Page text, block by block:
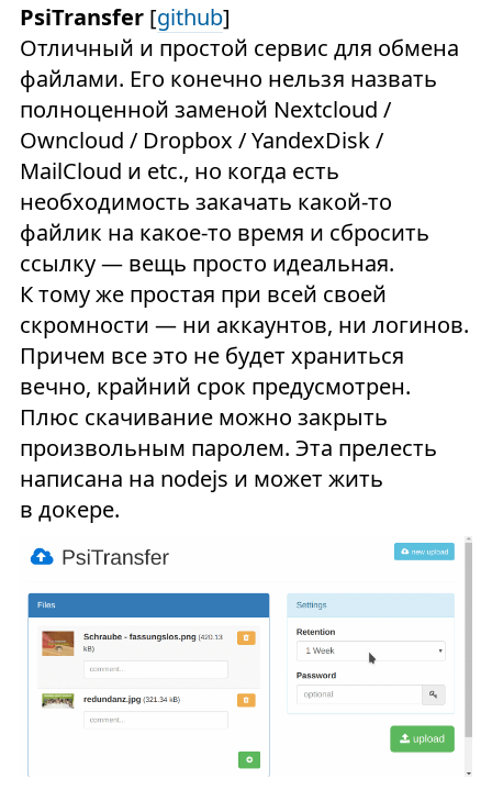
PsiTransfer [github]
Отличный и простой сервис для обмена
файлами. Его конечно нельзя назвать
полноценной заменой Nextcloud /
Owncloud / Dropbox / YandexDisk /
MailCloud и etc., но когда есть
необходимость закачать какой-то
файлик на какое-то время и сбросить
ссылку — вещь просто идеальная.
К тому же простая при всей своей
скромности — ни аккаунтов, ни логинов.
Причем все это не будет храниться
вечно, крайний срок предусмотрен.
Плюс скачивание можно закрыть
произвольным паролем. Эта прелесть
написана на nodejs и может жить
в докере.